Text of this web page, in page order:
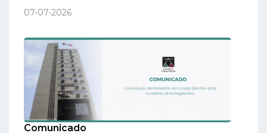
07-07-2026
Comunicado